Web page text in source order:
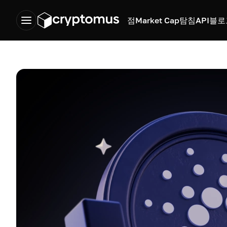
점Market Cap탐침API블